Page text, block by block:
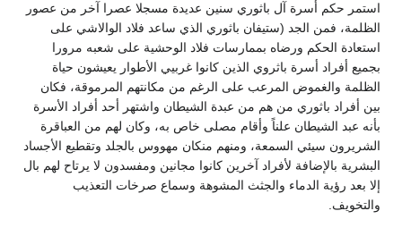
استمر حكم أسرة آل باثوري سنين عديدة مسجلا عصرا آخر من عصور
الظلمة، فمن الجد (ستيفان باثوري الذي ساعد فلاد الوالاشي على
استعادة الحكم ورضاه بممارسات فلاد الوحشية على شعبه مرورا
بجميع أفراد أسرة باثروي الذين كانوا غربيي الأطوار يعيشون حياة
الظلمة والغموض المرعب على الرغم من مكانتهم المرموقة، فكان
بين أفراد باثوري من هم من عبدة الشيطان واشتهر أحد أفراد الأسرة
بأنه عبد الشيطان علناً وأقام مصلى خاص به، وكان لهم من العباقرة
الشريرون سيئي السمعة، ومنهم منكان مهووس بالجلد وتقطيع الأجساد
البشرية بالإضافة لأفراد آخرين كانوا مجانين ومفسدون لا يرتاح لهم بال
إلا بعد رؤية الدماء والجثث المشوهة وسماع صرخات التعذيب
والتخويف.